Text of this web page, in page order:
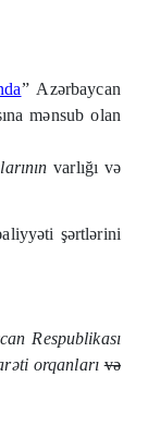
” Azərbaycan
mənsub olan
varlığı və
şərtlərini
Respublikası
orqanları və